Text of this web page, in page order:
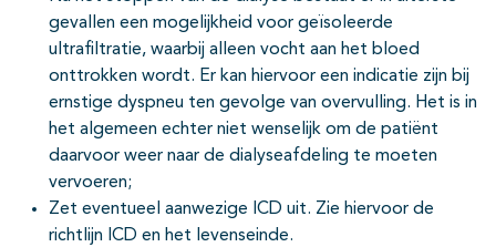
gevallen een mogelijkheid voor geïsoleerde
ultrafiltratie, waarbij alleen vocht aan het bloed
onttrokken wordt. Er kan hiervoor een indicatie zijn bij
ernstige dyspneu ten gevolge van overvulling. Het is in
het algemeen echter niet wenselijk om de patiënt
daarvoor weer naar de dialyseafdeling te moeten
vervoeren;
Zet eventueel aanwezige ICD uit. Zie hiervoor de
richtlijn ICD en het levenseinde.